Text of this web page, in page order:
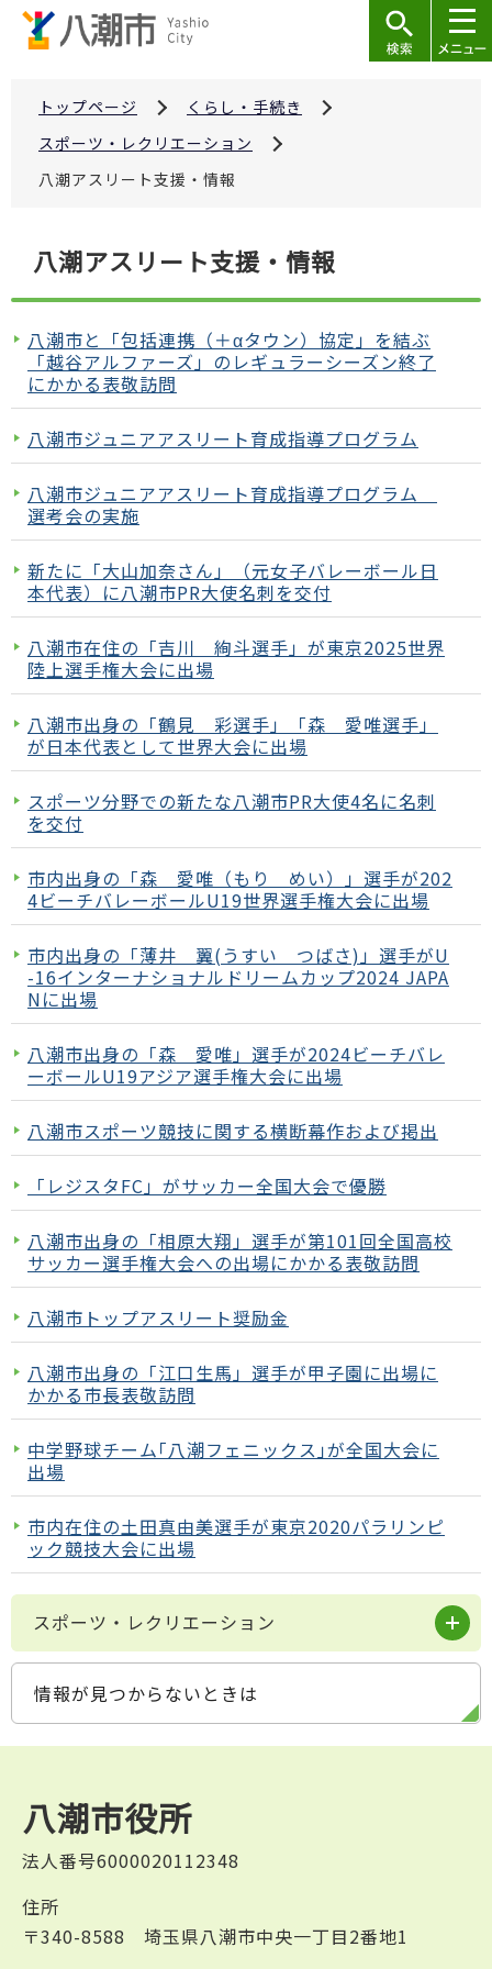
トップページ
くらし・手続き
スポーツ・レクリエーション
八潮アスリート支援・情報
こ
か
ら
八潮アスリート支援・情報
八潮市と「包括連携（＋αタウン）協定」を結ぶ
「越谷アルファーズ」のレギュラーシーズン終了
にかかる表敬訪問
八潮市ジュニアアスリート育成指導プログラム
八潮市ジュニアアスリート育成指導プログラム
選考会の実施
新たに「大山加奈さん」（元女子バレーボール日
本代表）に八潮市PR大使名刺を交付
八潮市在住の「吉川 絢斗選手」が東京2025世界
陸上選手権大会に出場
八潮市出身の「鶴見 彩選手」「森 愛唯選手」
が日本代表として世界大会に出場
スポーツ分野での新たな八潮市PR大使4名に名刺
を交付
市内出身の「森 愛唯（もり めい）」選手が202
4ビーチバレーボールU19世界選手権大会に出場
市内出身の「薄井 翼(うすい つばさ)」選手がU
-16インターナショナルドリームカップ2024 JAPA
Nに出場
八潮市出身の「森 愛唯」選手が2024ビーチバレ
ーボールU19アジア選手権大会に出場
八潮市スポーツ競技に関する横断幕作および掲出
「レジスタFC」がサッカー全国大会で優勝
八潮市出身の「相原大翔」選手が第101回全国高校
サッカー選手権大会への出場にかかる表敬訪問
八潮市トップアスリート奨励金
八潮市出身の「江口生馬」選手が甲子園に出場に
かかる市長表敬訪問
中学野球チーム｢八潮フェニックス｣が全国大会に
出場
市内在住の土田真由美選手が東京2020パラリンピ
ック競技大会に出場
スポーツ・レクリエーション
情報が見つからないときは
八潮市役所
法人番号6000020112348
住所
〒340-8588 埼玉県八潮市中央一丁目2番地1